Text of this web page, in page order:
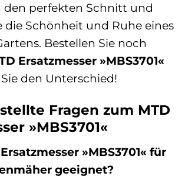
den perfekten Schnitt und
die Schönheit und Ruhe eines
Bestellen Sie noch
Ersatzmesser »MBS3701«
den Unterschied!
Fragen zum MTD
»MBS3701«
»MBS3701« für
geeignet?